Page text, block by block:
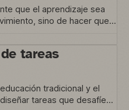
que el aprendizaje sea
sino de hacer que
tareas
tradicional y el
tareas que desafíen